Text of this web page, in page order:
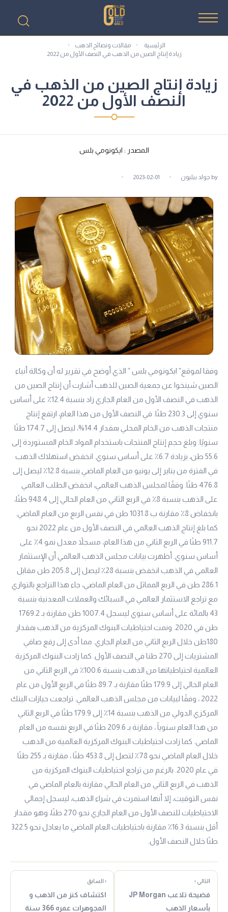
الرئيسية
مقالات ونصائح الذهب
زيادة إنتاج الصين من الذهب في النصف الأول من 2022
زيادة إنتاج الصين من الذهب في
النصف الأول من 2022
المصدر : ايكونومي بلس
by جولد بيليون 2023-02-01
وفقا لموقع” ايكونومي بلس ” الذي أوضح في تقرير له أن وكالة أنباء
الصين شينخوا عن جمعية الصين للذهب أشارت أن إنتاج الصين من
الذهب في النصف الأول من العام الجاري زاد بنسبة 12.4٪ على أساس
سنوي إلى 230.3 طنًا. في النصف الأول من هذا العام، ارتفع إنتاج
منتجات الذهب من الخام المحلي بمقدار 14.4%، ليصل إلى 174.7 طنًا
سنويًا. وبلغ حجم إنتاج المنتجات باستخدام المواد الخام المستوردة إلى
55.6 طن، بزيادة 6.7٪ على أساس سنوي. انخفض استهلاك الذهب
في الفترة من يناير إلى يونيو من العام الماضي بنسبة 12.8٪ ليصل إلى
476.8 طنًا. وفقًا لمجلس الذهب العالمي، انخفض الطلب العالمي
على الذهب بنسبة 8٪ في الربع الثاني من العام الحالي إلى 948.4 طنًا،
بانخفاض 8٪ مقارنة ب 1031.8 طن في نفس الربع من العام الماضي.
كما بلغ إنتاج الذهب العالمي في النصف الأول من عام 2022 نحو
911.7 طنًا في الربع الثاني من هذا العام، مسجلاً معدل نمو 4٪ على
أساس سنوي. أظهرت بيانات مجلس الذهب العالمي أن الإستثمار
العالمي في الذهب انخفض بنسبة 28٪ ليصل إلى 205.8 طن مقابل
286.1 طن في الربع المماثل من العام الماضي، جاء هذا التراجع بالتوازي
مع تراجع الاستثمار العالمي في السبائك والعملات المعدنية بنسبة
43 بالمائة على أساس سنوي ليسجل 1007.4 طن مقارنة بـ 1769.2
طن في 2020. ونمت احتياطيات البنوك المركزية من الذهب بمقدار
180طن خلال الربع الثاني من العام الجاري. مما أدى إلى رفع صافي
المشتريات إلى 270 طنا في النصف الأول. كما زادت البنوك المركزية
العالمية احتياطياتها من الذهب بنسبة 100.6٪ في الربع الثاني من
العام الحالي إلى 179.9 طنًا مقارنة بـ 89.7 طنًا في الربع الأول من عام
2022 ، وفقًا لبيانات من مجلس الذهب العالمي. تراجعت حيازات البنك
المركزي الدولي من الذهب بنسبة 14٪ إلى 179.9 طنًا في الربع الثاني
من هذا العام سنوياً ، مقارنة بـ 209.6 طنًا في الربع نفسه من العام
الماضي. كما زادت احتياطيات البنوك المركزية العالمية من الذهب
خلال العام الماضي نحو 78٪ لتصل إلى 453.8 طنًا ، مقارنة بـ 255 طنًا
في عام 2020. بالرغم من تراجع احتياطيات البنوك المركزية من
الذهب في الربع الثاني من العام الحالي مقارنة بالعام الماضي في
نفس التوقيت، إلا أنها استمرت في شراء الذهب، ليسجل إجمالي
الاحتياطيات للنصف الأول من العام الجاري نحو 270 طنًا، وهو مقدار
أقل بنسبة 16.3٪ مقارنة باحتياطيات العام الماضي ما يعادل نحو 322.5
طنًا خلال النصف الأول.
التالي ›
فضيحة تلاعب JP Morgan
بأسعار الذهب
‹ السابق
اكتشاف كنز من الذهب و
المجوهرات عمره 366 سنة